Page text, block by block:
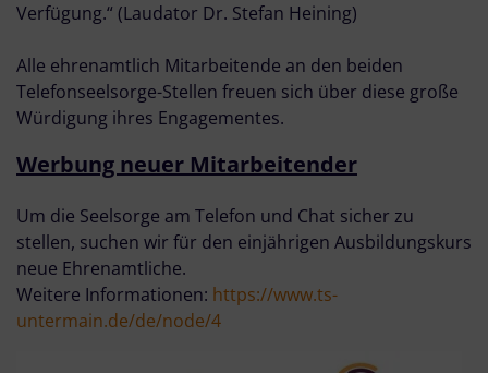
Verfügung.“ (Laudator Dr. Stefan Heining)
Alle ehrenamtlich Mitarbeitende an den beiden
Telefonseelsorge-Stellen freuen sich über diese große
Würdigung ihres Engagementes.
Werbung neuer Mitarbeitender
Um die Seelsorge am Telefon und Chat sicher zu
stellen, suchen wir für den einjährigen Ausbildungskurs
neue Ehrenamtliche.
Weitere Informationen: https://www.ts-
untermain.de/de/node/4